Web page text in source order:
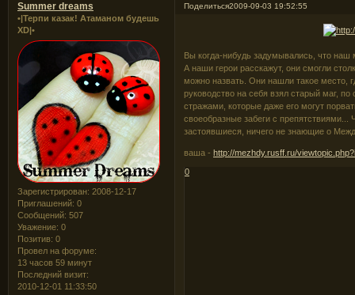
Поделиться2009-09-03 19:52:55
Summer dreams
•|Терпи казак! Атаманом будешь
XD|•
Зарегистрирован: 2008-12-17
Приглашений: 0
Сообщений: 507
Уважение: 0
Позитив: 0
Провел на форуме:
13 часов 59 минут
Последний визит:
2010-12-01 11:33:50
Вы когда-нибудь задумывались, что
А наши герои расскажут, они смогли
можно назвать. Они нашли такое
руководство на себя взял старый маг,
стражами, которые даже его могут
своеобразные забеги с препятствиями...
застоявшиеся, ничего не знающие о
ваша -http://mezhdy.rusff.ru/
0